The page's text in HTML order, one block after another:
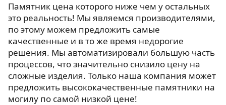
Памятник цена которого ниже чем у остальных
это реальность! Мы являемся производителями,
по этому можем предложить самые
качественные и в то же время недорогие
решения. Мы автоматизировали большую часть
процессов, что значительно снизило цену на
сложные изделия. Только наша компания может
предложить высококачественные памятники на
могилу по самой низкой цене!